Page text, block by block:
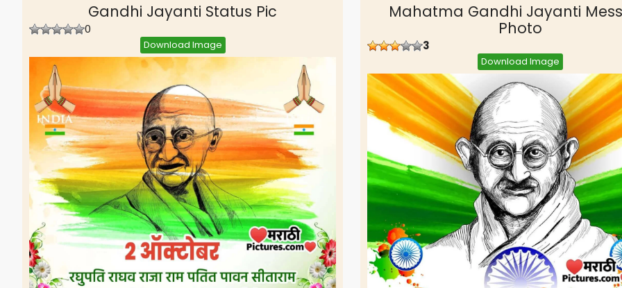
Gandhi Jayanti Status Pic
0
Download Image
Mahatma Gandhi Jayanti
Photo
3
Download Image